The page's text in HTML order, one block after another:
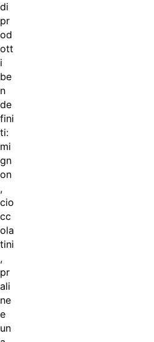
di
pr
od
ott
i
be
n
de
fini
ti:
mi
gn
on
,
cio
cc
ola
tini
,
pr
ali
ne
e
un